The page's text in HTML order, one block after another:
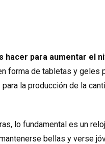
hacer para aumentar el
forma de tabletas y geles
la producción de la
lo fundamental es un
bellas y verse